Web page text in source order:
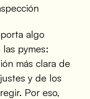
algo
pymes:
más clara de
y de los
Por eso,